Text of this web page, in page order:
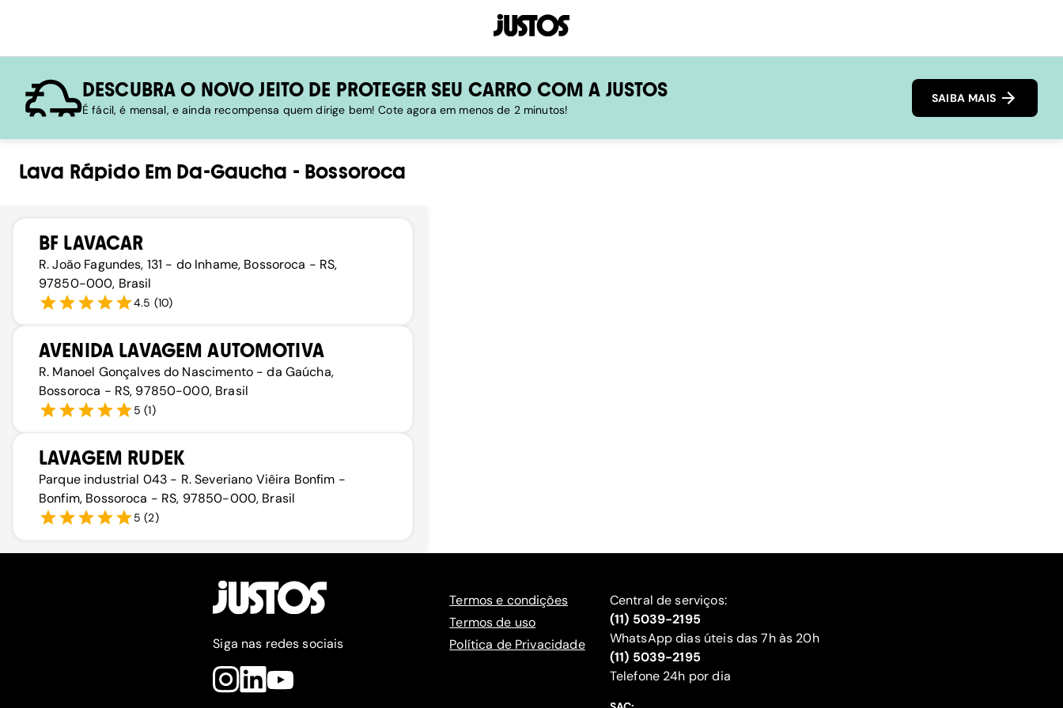
DESCUBRA O NOVO JEITO DE PROTEGER SEU CARRO COM A JUSTOS
É fácil, é mensal, e ainda recompensa quem dirige bem! Cote agora em menos de 2 minutos!
SAIBA MAIS
Lava RápidoEm Da-Gaucha - Bossoroca
BF LAVACAR
R. João Fagundes, 131 - do Inhame, Bossoroca - RS,
97850-000, Brasil
4.5 (10)
AVENIDA LAVAGEM AUTOMOTIVA
R. Manoel Gonçalves do Nascimento - da Gaúcha,
Bossoroca - RS, 97850-000, Brasil
5 (1)
LAVAGEM RUDEK
Parque industrial 043 - R. Severiano Viêira Bonfim -
Bonfim, Bossoroca - RS, 97850-000, Brasil
5 (2)
Siga nas redes sociais
Termos e condições
Termos de uso
Política de Privacidade
Central de serviços:
(11) 5039-2195
WhatsApp dias úteis das 7h às 20h
(11) 5039-2195
‍Telefone 24h por dia